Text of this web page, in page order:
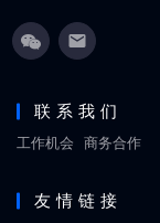
联系我们
工作机会 商务合作
友情链接